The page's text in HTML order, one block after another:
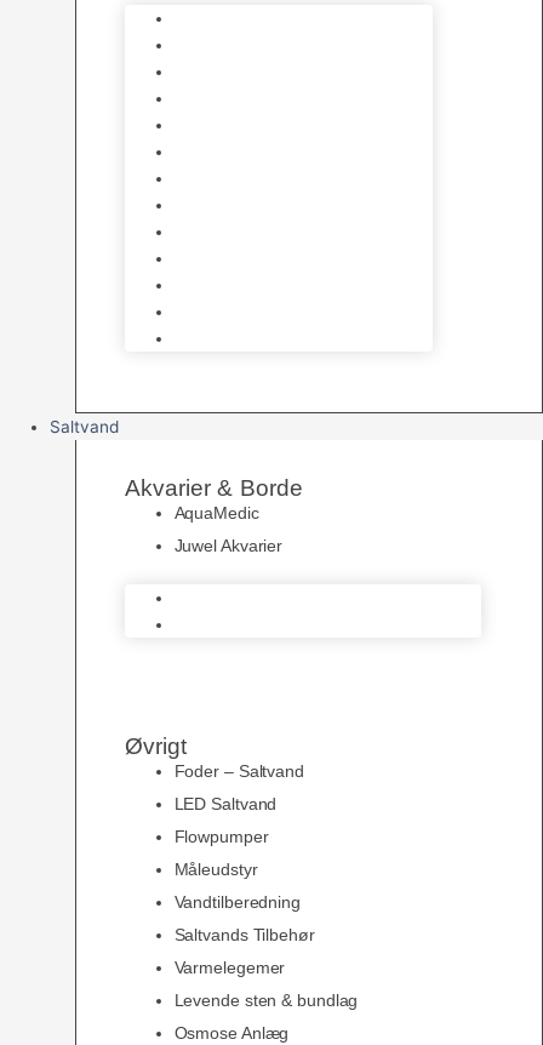
Saltvand
Akvarier & Borde
AquaMedic
Juwel Akvarier
Øvrigt
Foder – Saltvand
LED Saltvand
Flowpumper
Måleudstyr
Vandtilberedning
Saltvands Tilbehør
Varmelegemer
Levende sten & bundlag
Osmose Anlæg